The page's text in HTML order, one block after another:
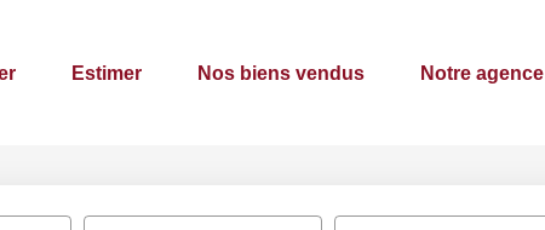
Estimer Nos biens vendus Notre agence